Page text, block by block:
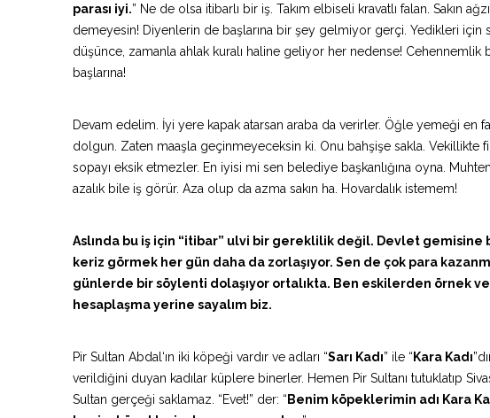
parası iyi.” Ne de olsa itibarlı bir iş. Takım elbiseli kravatlı falan. Sakın
demeyesin! Diyenlerin de başlarına bir şey gelmiyor gerçi. Yedikleri için
düşünce, zamanla ahlak kuralı haline geliyor her nedense! Cehennemlik
başlarına!
Devam edelim. İyi yere kapak atarsan araba da verirler. Öğle yemeği en
dolgun. Zaten maaşla geçinmeyeceksin ki. Onu bahşişe sakla. Vekillikte
sopayı eksik etmezler. En iyisi mi sen belediye başkanlığına oyna.
azalık bile iş görür. Aza olup da azma sakın ha. Hovardalık istemem!
Aslında bu iş için “itibar” ulvi bir gereklilik değil. Devlet gemisine
keriz görmek her gün daha da zorlaşıyor. Sen de çok para
günlerde bir söylenti dolaşıyor ortalıkta. Ben eskilerden örnek
hesaplaşma yerine sayalım biz.
Pir Sultan Abdal‘ın iki köpeği vardır ve adları “Sarı Kadı” ile “Kara Kadı
verildiğini duyan kadılar küplere binerler. Hemen Pir Sultanı tutuklatıp
Sultan gerçeği saklamaz. “Evet!” der: “Benim köpeklerimin adı Kara